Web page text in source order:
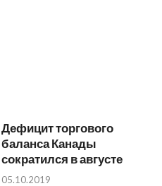
Дефицит торгового
баланса Канады
сократился в августе
05.10.2019